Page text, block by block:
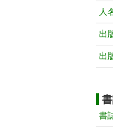
人
出
出
書